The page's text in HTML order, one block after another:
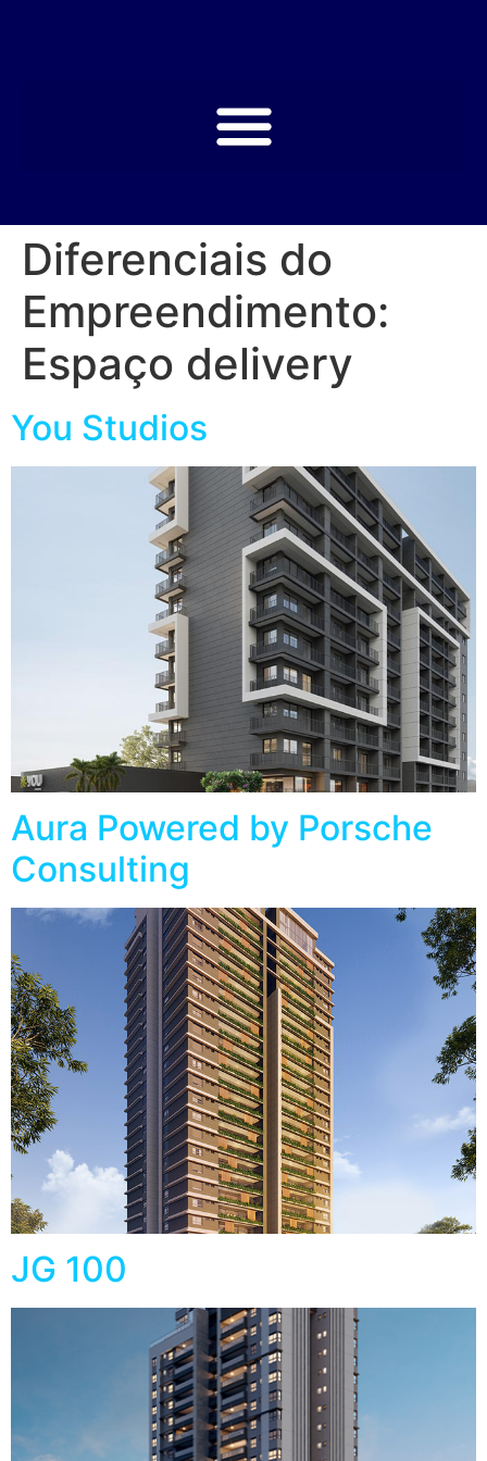
Diferenciais do
Empreendimento:
Espaço delivery
You Studios
Aura Powered by Porsche
Consulting
JG 100